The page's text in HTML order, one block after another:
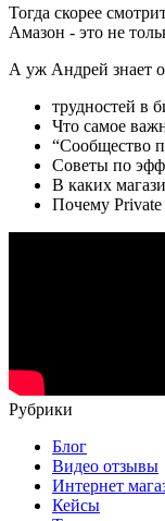
Тогда скорее
Амазон - это не
А уж Андрей знает о
трудностей в
Что самое
“Сообщество
Советы по
В каких
Почему
Рубрики
Блог
Видео отзывы
Интернет
Кейсы